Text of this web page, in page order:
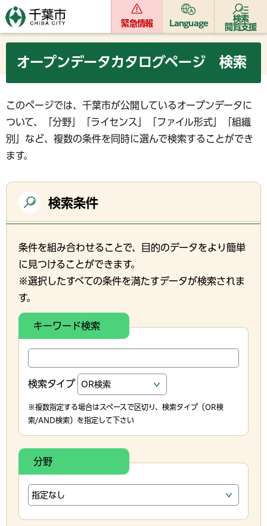
緊急情報 Language
検索
閲覧支援
オープンデータカタログページ 検索
このページでは、千葉市が公開しているオープンデータに
ついて、「分野」「ライセンス」「ファイル形式」「組織
別」など、複数の条件を同時に選んで検索することができ
ます。
検索条件
条件を組み合わせることで、目的のデータをより簡単
に見つけることができます。
※選択したすべての条件を満たすデータが検索されま
す。
キーワード検索
検索タイプ
※複数指定する場合はスペースで区切り、検索タイプ（OR検
索/AND検索）を指定して下さい
分野